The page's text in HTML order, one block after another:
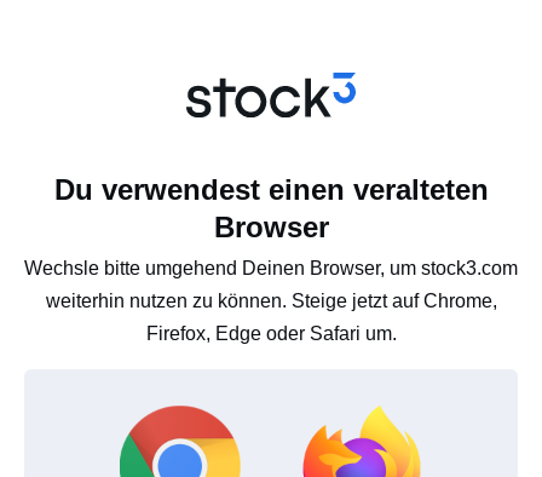
Du verwendest einen veralteten
Browser
Wechsle bitte umgehend Deinen Browser, um stock3.com
weiterhin nutzen zu können. Steige jetzt auf Chrome,
Firefox, Edge oder Safari um.